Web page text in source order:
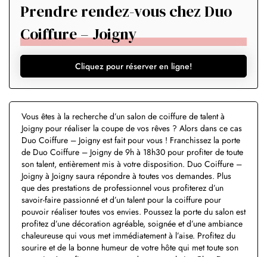
Prendre rendez-vous chez Duo
Coiffure – Joigny
Cliquez pour réserver en ligne!
Vous êtes à la recherche d’un salon de coiffure de talent à
Joigny pour réaliser la coupe de vos rêves ? Alors dans ce cas
Duo Coiffure – Joigny est fait pour vous ! Franchissez la porte
de Duo Coiffure – Joigny de 9h à 18h30 pour profiter de toute
son talent, entièrement mis à votre disposition. Duo Coiffure –
Joigny à Joigny saura répondre à toutes vos demandes. Plus
que des prestations de professionnel vous profiterez d’un
savoir-faire passionné et d’un talent pour la coiffure pour
pouvoir réaliser toutes vos envies. Poussez la porte du salon est
profitez d’une décoration agréable, soignée et d’une ambiance
chaleureuse qui vous met immédiatement à l’aise. Profitez du
sourire et de la bonne humeur de votre hôte qui met toute son